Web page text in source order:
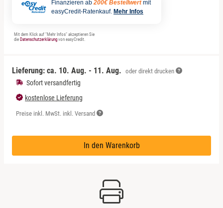
Finanzieren ab 200€ Bestellwert mit
easyCredit-Ratenkauf. Mehr Infos
Mit dem Klick auf "Mehr Infos" akzeptieren Sie
die Datenschutzerklärung von easyCredit.
Lieferung: ca. 10. Aug. - 11. Aug. oder direkt drucken
Sofort versandfertig
kostenlose Lieferung
Preise inkl. MwSt. inkl. Versand
In den Warenkorb
Thüringen